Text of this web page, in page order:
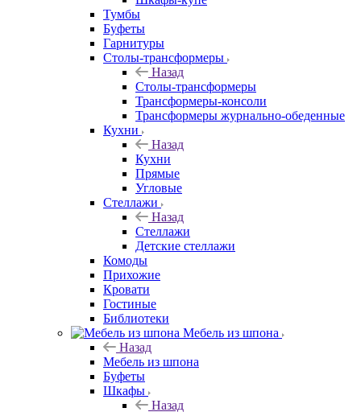
Тумбы
Буфеты
Гарнитуры
Столы-трансформеры
Назад
Столы-трансформеры
Трансформеры-консоли
Трансформеры журнально-обеденные
Кухни
Назад
Кухни
Прямые
Угловые
Стеллажи
Назад
Стеллажи
Детские стеллажи
Комоды
Прихожие
Кровати
Гостиные
Библиотеки
Мебель из шпона
Назад
Мебель из шпона
Буфеты
Шкафы
Назад